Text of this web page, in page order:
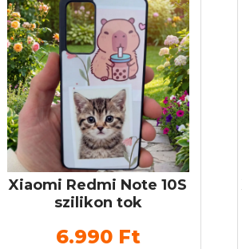
Xiaomi Redmi Note 10S
szilikon tok
6.990 Ft